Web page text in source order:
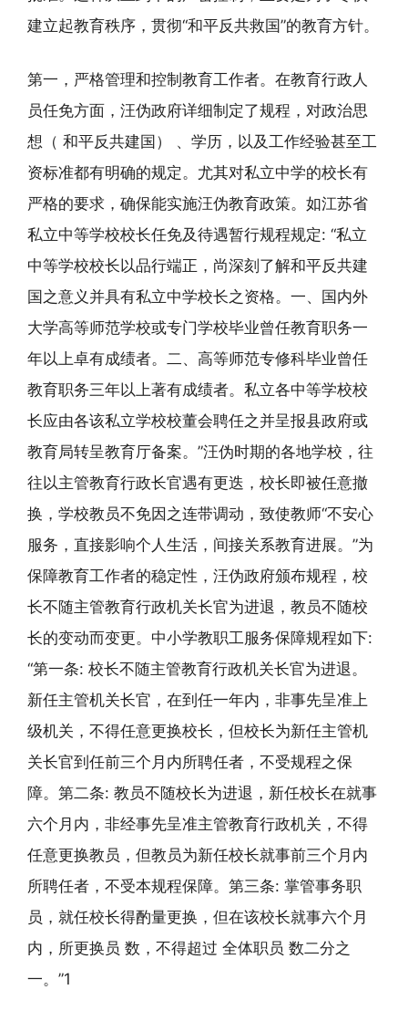
建立起教育秩序，贯彻“和平反共救国”的教育方针。
第一，严格管理和控制教育工作者。在教育行政人
员任免方面，汪伪政府详细制定了规程，对政治思
想（ 和平反共建国） 、学历，以及工作经验甚至工
资标准都有明确的规定。尤其对私立中学的校长有
严格的要求，确保能实施汪伪教育政策。如江苏省
私立中等学校校长任免及待遇暂行规程规定: “私立
中等学校校长以品行端正，尚深刻了解和平反共建
国之意义并具有私立中学校长之资格。一、国内外
大学高等师范学校或专门学校毕业曾任教育职务一
年以上卓有成绩者。二、高等师范专修科毕业曾任
教育职务三年以上著有成绩者。私立各中等学校校
长应由各该私立学校校董会聘任之并呈报县政府或
教育局转呈教育厅备案。”汪伪时期的各地学校，往
往以主管教育行政长官遇有更迭，校长即被任意撤
换，学校教员不免因之连带调动，致使教师“不安心
服务，直接影响个人生活，间接关系教育进展。”为
保障教育工作者的稳定性，汪伪政府颁布规程，校
长不随主管教育行政机关长官为进退，教员不随校
长的变动而变更。中小学教职工服务保障规程如下:
“第一条: 校长不随主管教育行政机关长官为进退。
新任主管机关长官，在到任一年内，非事先呈准上
级机关，不得任意更换校长，但校长为新任主管机
关长官到任前三个月内所聘任者，不受规程之保
障。第二条: 教员不随校长为进退，新任校长在就事
六个月内，非经事先呈准主管教育行政机关，不得
任意更换教员，但教员为新任校长就事前三个月内
所聘任者，不受本规程保障。第三条: 掌管事务职
员，就任校长得酌量更换，但在该校长就事六个月
内，所更换员 数，不得超过 全体职员 数二分之
一。”1